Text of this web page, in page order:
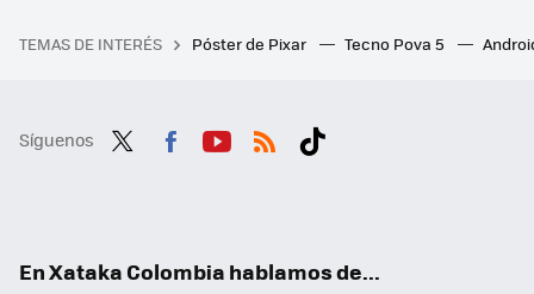
TEMAS DE INTERÉS Póster de Pixar Tecno Pova 5
Síguenos
En Xataka Colombia hablamos de...